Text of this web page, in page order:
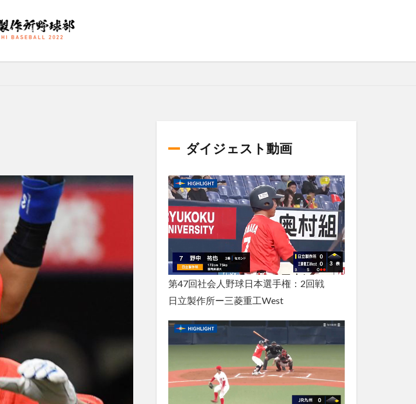
ダイジェスト動画
第47回社会人野球日本選手権：2回戦
日立製作所ー三菱重工West